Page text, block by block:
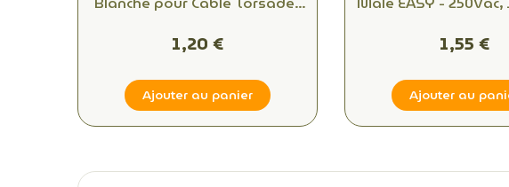
et Installations Électriques
Élégantes
1,20 €
Ajouter au panier
trouvez la
électrique
1,55 €
Ajouter au